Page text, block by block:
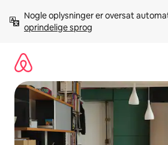
videre
Nogle oplysninger er oversat
oprindelige sprog